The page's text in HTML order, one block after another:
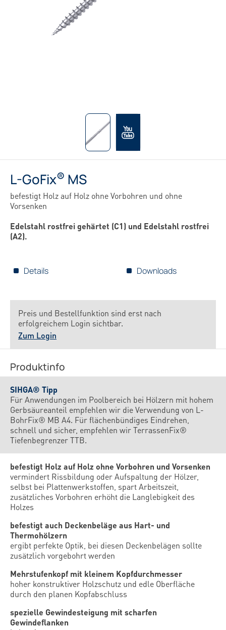
L-GoFix® MS
befestigt Holz auf Holz ohne Vorbohren und ohne
Vorsenken
Edelstahl rostfrei gehärtet (C1) und Edelstahl rostfrei
(A2).
Details Downloads
Preis und Bestellfunktion sind erst nach
erfolgreichem Login sichtbar.
Zum Login
Produktinfo
SIHGA® Tipp
Für Anwendungen im Poolbereich bei Hölzern mit hohem
Gerbsäureanteil empfehlen wir die Verwendung von L-
BohrFix® MB A4. Für flächenbündiges Eindrehen,
schnell und sicher, empfehlen wir TerrassenFix®
Tiefenbegrenzer TTB.
befestigt Holz auf Holz ohne Vorbohren und Vorsenken
vermindert Rissbildung oder Aufspaltung der Hölzer,
selbst bei Plattenwerkstoffen, spart Arbeitszeit,
zusätzliches Vorbohren erhöht die Langlebigkeit des
Holzes
befestigt auch Deckenbeläge aus Hart- und
Thermohölzern
ergibt perfekte Optik, bei diesen Deckenbelägen sollte
zusätzlich vorgebohrt werden
Mehrstufenkopf mit kleinem Kopfdurchmesser
hoher konstruktiver Holzschutz und edle Oberfläche
durch den planen Kopfabschluss
spezielle Gewindesteigung mit scharfen
Gewindeflanken